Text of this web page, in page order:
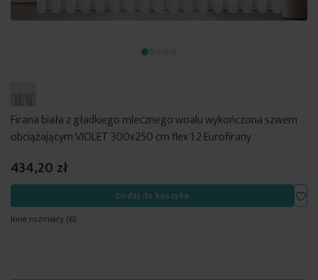
Firana biała z gładkiego mlecznego woalu wykończona szwem
obciążającym VIOLET 300x250 cm flex 1:2 Eurofirany
434,20 zł
Dodaj do koszyka
Inne rozmiary(6)